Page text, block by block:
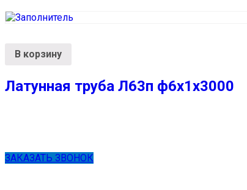
В корзину
Латунная труба Л63п ф6х1х3000
ЗАКАЗАТЬ ЗВОНОК